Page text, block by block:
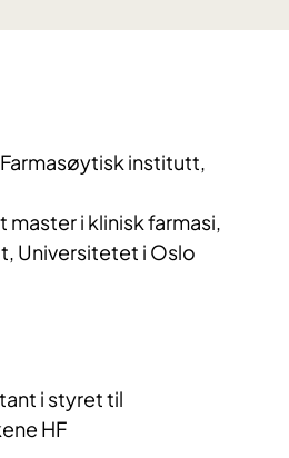
institutt,
master i klinisk farmasi,
Universitetet i Oslo
i styret til
HF